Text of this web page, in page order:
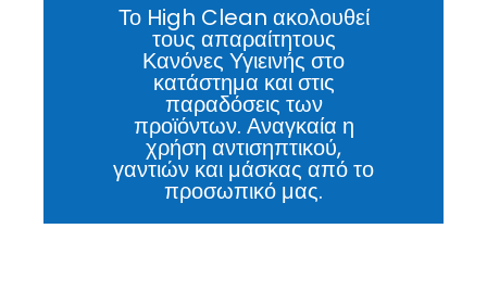
Το High Clean ακολουθεί
τους απαραίτητους
Κανόνες Υγιεινής στο
κατάστημα και στις
παραδόσεις των
προϊόντων. Αναγκαία η
χρήση αντισηπτικού,
γαντιών και μάσκας από το
προσωπικό μας.